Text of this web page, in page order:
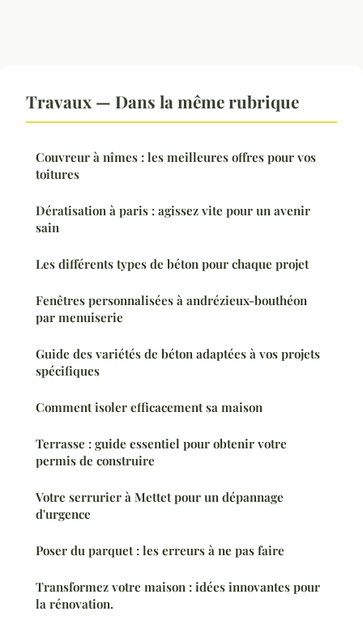
Travaux — Dans la même rubrique
Couvreur à nîmes : les meilleures offres pour vos
toitures
Dératisation à paris : agissez vite pour un avenir
sain
Les différents types de béton pour chaque projet
Fenêtres personnalisées à andrézieux-bouthéon
par menuiserie
Guide des variétés de béton adaptées à vos projets
spécifiques
Comment isoler efficacement sa maison
Terrasse : guide essentiel pour obtenir votre
permis de construire
Votre serrurier à Mettet pour un dépannage
d'urgence
Poser du parquet : les erreurs à ne pas faire
Transformez votre maison : idées innovantes pour
la rénovation.